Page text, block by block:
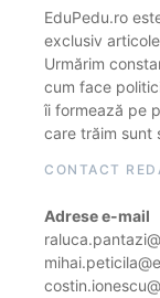
EduPedu.ro
exclusiv
Urmărim
cum face
îi formează pe
care trăim sunt
CONTACT
Adrese e-mail